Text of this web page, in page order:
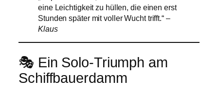
eine Leichtigkeit zu hüllen, die einen erst
Stunden später mit voller Wucht trifft.“ –
Klaus
🎭 Ein Solo-Triumph am
Schiffbauerdamm